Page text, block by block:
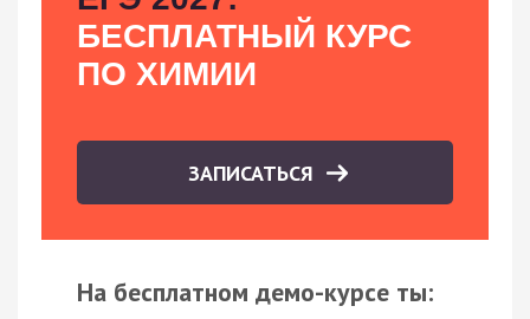
БЕСПЛАТНЫЙ КУРС
ПО ХИМИИ
ЗАПИСАТЬСЯ
На бесплатном демо-курсе ты: